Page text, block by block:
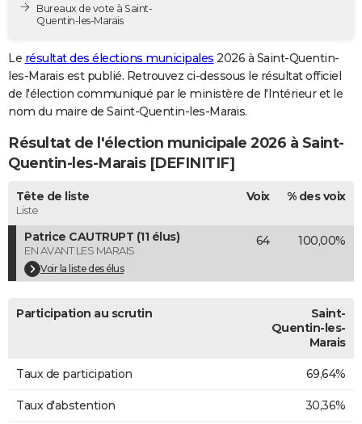
Destinations
City break
Voyage nature
Voyage de noces
Forum
PHOTO
GUIDES D'ACHAT
CARTE DE VOEUX
Carte de Noël
Carte Bonne année
Carte Saint-Valentin
Carte Pâques
Carte d'anniversaire
DICTIONNAIRE
COPAINS D'AVANT
S'inscrire
Se connecter
Lycées
Collèges
Primaires
Universités
Entreprises
Service militaire
Avis de recherche
AVIS DE DÉCÈS
FORUM
Bricolage
Lifestyle
Culture
Sport
Auto
Television
Voyage
Cinema
Bureaux de vote à Saint-
Quentin-les-Marais
Le résultat des élections municipales 2026 à Saint-Quentin-
les-Marais est publié. Retrouvez ci-dessous le résultat officiel
de l'élection communiqué par le ministère de l'Intérieur et le
nom du maire de Saint-Quentin-les-Marais.
Résultat de l'élection municipale 2026 à Saint-
Quentin-les-Marais [DEFINITIF]
Tête de liste
Liste
Voix % des voix
Patrice CAUTRUPT (11 élus)
EN AVANT LES MARAIS
Voir la liste des élus
64 100,00%
Participation au scrutin
Saint-
Quentin-les-
Marais
Taux de participation 69,64%
Taux d'abstention 30,36%